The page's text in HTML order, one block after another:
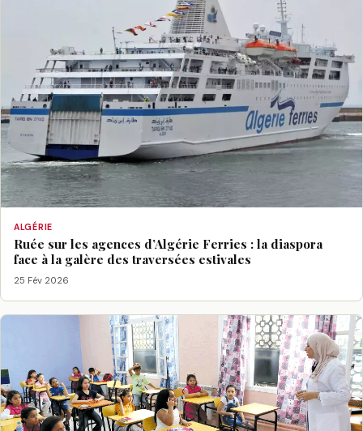
ALGÉRIE
Ruée sur les agences d’Algérie Ferries : la diaspora
face à la galère des traversées estivales
25 Fév 2026